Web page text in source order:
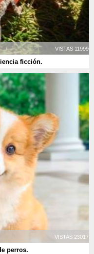
11999 VISTAS
ficción.
23017 VISTAS
perros.